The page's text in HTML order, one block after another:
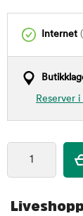
Internet
Reserver